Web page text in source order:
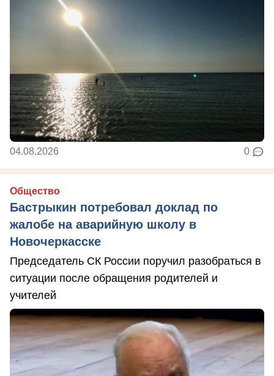
04.08.2026 0
Общество
Бастрыкин потребовал доклад по
жалобе на аварийную школу в
Новочеркасске
Председатель СК России поручил разобраться в
ситуации после обращения родителей и
учителей